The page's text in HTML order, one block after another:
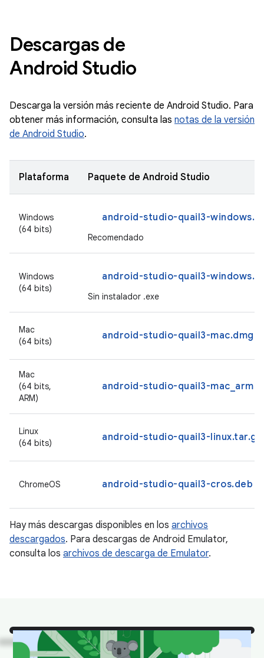
Descargas de
Android Studio
Descarga la versión más reciente de Android Studio. Para
obtener más información, consulta las notas de la versión
de Android Studio.
Plataforma Paquete de Android Studio
Windows
(64 bits)
android-studio-quail3-
Recomendado
Windows
(64 bits)
android-studio-quail3-
Sin instalador .exe
Mac
(64 bits)
android-studio-quail3-mac.dmg
Mac
(64 bits,
ARM)
android-studio-quail3-
Linux
(64 bits)
android-studio-quail3-linux.tar.gz
ChromeOS android-studio-quail3-cros.deb
Hay más descargas disponibles en los archivos
descargados. Para descargas de Android Emulator,
consulta los archivos de descarga de Emulator.